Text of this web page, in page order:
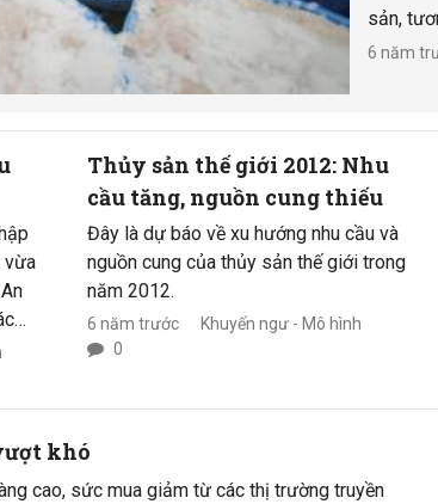
sản,
6 năm
vừa
Thủy sản thế giới 2012: Nhu
cầu tăng, nguồn cung thiếu
Đây là dự báo về xu hướng nhu cầu và
nguồn cung của thủy sản thế giới trong
năm 2012.
6 năm trước
Khuyến ngư - Mô hình
0
khó
cao, sức mua giảm từ các thị trường truyền